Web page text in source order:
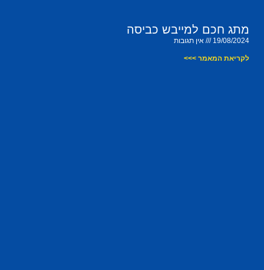
מתג חכם למייבש כביסה
19/08/2024 אין תגובות
לקריאת המאמר >>>